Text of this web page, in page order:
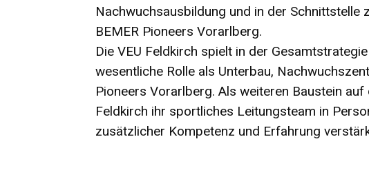
Nachwuchsausbildung und in der Schnittstelle
BEMER Pioneers Vorarlberg.
Die VEU Feldkirch spielt in der
wesentliche Rolle als Unterbau,
Pioneers Vorarlberg. Als weiteren Baustein auf
Feldkirch ihr sportliches Leitungsteam in
zusätzlicher Kompetenz und Erfahrung